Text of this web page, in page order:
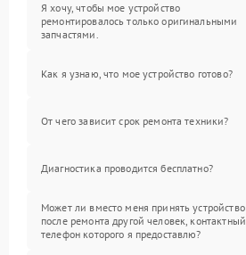
Я хочу, чтобы мое устройство
ремонтировалось только оригинальными
запчастями.
Как я узнаю, что мое устройство готово?
От чего зависит срок ремонта техники?
Диагностика проводится бесплатно?
Может ли вместо меня принять устройство
после ремонта другой человек, контактный
телефон которого я предоставлю?